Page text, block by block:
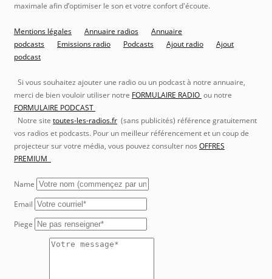
maximale afin d’optimiser le son et votre confort d'écoute.
Mentions légales Annuaire radios
Annuaire
podcasts
Emissions radio Podcasts Ajout radio
Ajout
podcast
Si vous souhaitez ajouter une radio ou un podcast à notre annuaire,
merci de bien vouloir utiliser notre FORMULAIRE RADIO ou notre
FORMULAIRE PODCAST
Notre site toutes-les-radios.fr (sans publicités) référence gratuitement
vos radios et podcasts. Pour un meilleur référencement et un coup de
projecteur sur votre média, vous pouvez consulter nos OFFRES
PREMIUM
Name
Email
Piege